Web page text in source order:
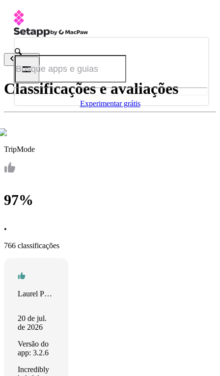
Experimentar grátis
Voltar
Classificações e avaliações
TripMode
97%
•
766 classificações
Laurel Poolman
20 de jul.
de 2026
Versão do
app: 3.2.6
Incredibly